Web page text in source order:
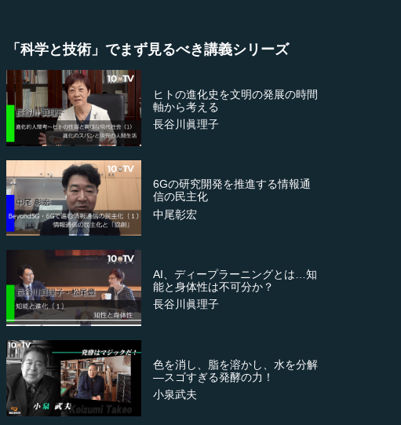
「科学と技術」でまず見るべき講義シリーズ
ヒトの進化史を文明の発展の時間
軸から考える
長谷川眞理子
6Gの研究開発を推進する情報通
信の民主化
中尾彰宏
AI、ディープラーニングとは…知
能と身体性は不可分か？
長谷川眞理子
色を消し、脂を溶かし、水を分解
―スゴすぎる発酵の力！
小泉武夫